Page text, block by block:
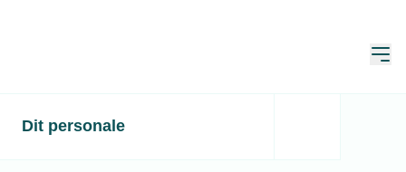
Dit personale
Eltavler -